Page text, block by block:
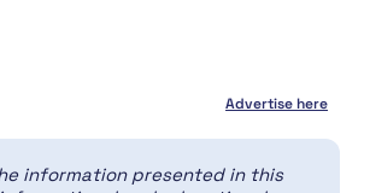
Advertise here
information presented in this